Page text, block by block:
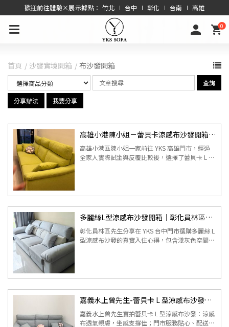
歡迎前往體驗×展示據點： 竹北 ∣ 台中 ∣ 彰化 ∣ 台南 ∣ 高雄
0
首頁 沙發實境開箱 布沙發開箱
查詢
分享辦法 我要分享
高雄小港陳小姐－蕾貝卡涼感布沙發開箱｜一家人的真實入住分享
高雄小港區陳小姐一家前往 YKS 高雄門市，經過
全家人實際試坐與反覆比較後，選擇了蕾貝卡 L 型
多麗絲L型涼感布沙發開箱｜彰化員林區先生真實入住分享
彰化員林區先生分享在 YKS 台中門市選購多麗絲 L
型涼感布沙發的真實入住心得，包含淺灰色空間搭
嘉義水上曾先生-蕾貝卡 L 型涼感布沙發｜沙發開箱心得
嘉義水上曾先生實拍蕾貝卡 L 型涼感布沙發：涼感
布透氣親膚，坐感支撐佳；門市服務貼心、配送防